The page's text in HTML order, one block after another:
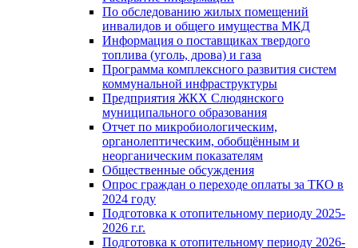
По обследованию жилых помещений
инвалидов и общего имущества МКД
Информация о поставщиках твердого
топлива (уголь, дрова) и газа
Программа комплексного развития систем
коммунальной инфраструктуры
Предприятия ЖКХ Слюдянского
муниципального образования
Отчет по микробиологическим,
органолептическим, обобщённым и
неорганическим показателям
Общественные обсуждения
Опрос граждан о переходе оплаты за ТКО в
2024 году
Подготовка к отопительному периоду 2025-
2026 г.г.
Подготовка к отопительному периоду 2026-